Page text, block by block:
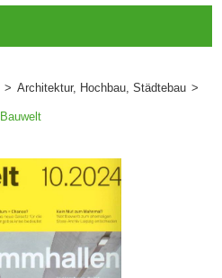
> Architektur, Hochbau, Städtebau >
Bauwelt